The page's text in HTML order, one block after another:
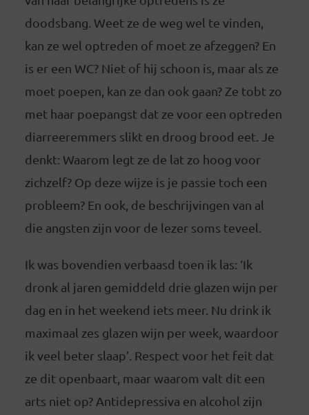
doodsbang. Weet ze de weg wel te vinden,
kan ze wel optreden of moet ze afzeggen? En
is er een WC? Niet of hij schoon is, maar als ze
moet poepen, kan ze dan ook gaan? Ze tobt zo
met haar poepangst dat ze voor een optreden
diarreeremmers slikt en droog brood eet. Je
denkt: Waarom legt ze de lat zo hoog voor
zichzelf? Op deze wijze is je passie toch een
probleem? En ook, de beschrijvingen van al
die angsten zijn voor de lezer soms teveel.
Ik was bovendien verbaasd toen ik las: ‘Ik
dronk al jaren gemiddeld drie glazen wijn per
dag en in het weekend iets meer. Nu drink ik
maximaal zes glazen wijn per week, waardoor
ik veel beter slaap’. Respect voor het feit dat
ze dit openbaart, maar waarom valt dit een
arts niet op? Antidepressiva en alcohol zijn